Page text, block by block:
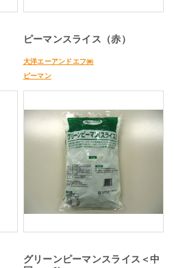
ピーマンスライス（赤）
大洋エーアンドエフ㈱
ピーマン
グリーンピーマンスライス＜中